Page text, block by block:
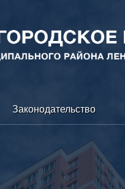
Законодательство